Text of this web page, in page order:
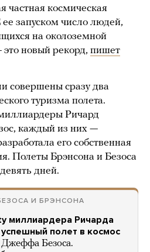
частная космическая
запуском число людей,
на околоземной
это новый рекорд, пишет
совершены сразу два
туризма полета.
Ричард
каждый из них —
его собственная
Полеты Брэнсона и Безоса
дней.
И БРЭНСОНА
миллиардера Ричарда
полет в космос
Джеффа Безоса.